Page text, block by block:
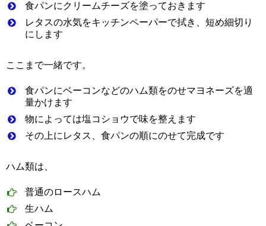
食パンにクリームチーズを塗っておきます
レタスの水気をキッチンペーパーで拭き、短め細切り
にします
ここまで一緒です。
食パンにベーコンなどのハム類をのせマヨネーズを適
量かけます
物によっては塩コショウで味を整えます
その上にレタス、食パンの順にのせて完成です
ハム類は、
普通のロースハム
生ハム